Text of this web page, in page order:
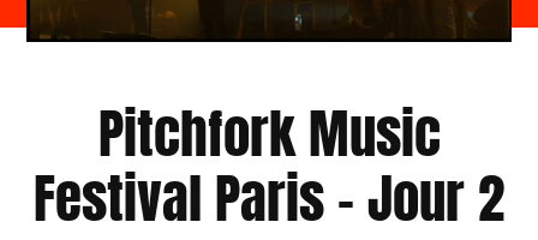
Pitchfork Music
Festival Paris – Jour 2